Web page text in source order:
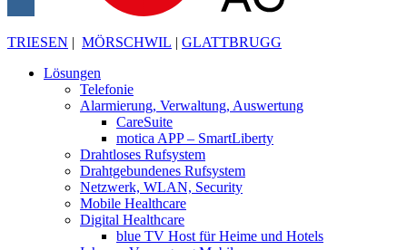
TRIESEN | MÖRSCHWIL | GLATTBRUGG
Lösungen
Telefonie
Alarmierung, Verwaltung, Auswertung
CareSuite
motica APP – SmartLiberty
Drahtloses Rufsystem
Drahtgebundenes Rufsystem
Netzwerk, WLAN, Security
Mobile Healthcare
Digital Healthcare
blue TV Host für Heime und Hotels